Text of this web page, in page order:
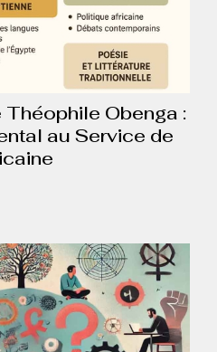
Obenga :
au Service de